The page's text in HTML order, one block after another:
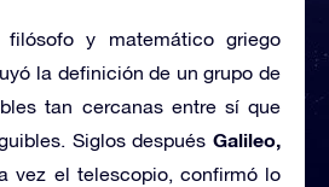
y matemático griego
la definición de un grupo de
tan cercanas entre sí que
Siglos después Galileo,
vez el telescopio, confirmó lo